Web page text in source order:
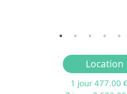
Location
1 jour 477.00 €